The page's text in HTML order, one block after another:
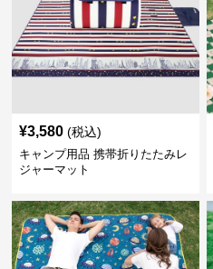
¥3,580 (税込)
キャンプ用品 携帯折りたたみレ
ジャーマット